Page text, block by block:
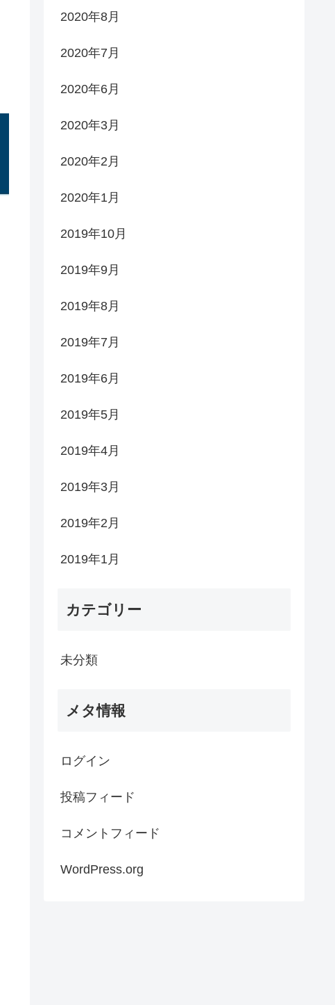
2020年8月
2020年7月
2020年6月
2020年3月
2020年2月
2020年1月
2019年10月
2019年9月
2019年8月
2019年7月
2019年6月
2019年5月
2019年4月
2019年3月
2019年2月
2019年1月
カテゴリー
未分類
メタ情報
ログイン
投稿フィード
コメントフィード
WordPress.org